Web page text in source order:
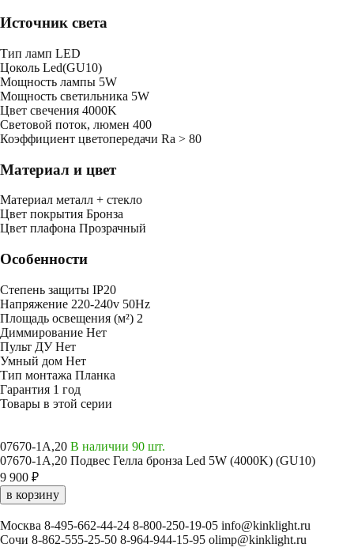
Источник света
Тип ламп LED
Цоколь Led(GU10)
Мощность лампы 5W
Мощность светильника 5W
Цвет свечения 4000K
Световой поток, люмен 400
Коэффициент цветопередачи Ra > 80
Материал и цвет
Mатериал металл + стекло
Цвет покрытия Бронза
Цвет плафона Прозрачный
Особенности
Степень защиты IP20
Напряжение 220-240v 50Hz
Площадь освещения (м²) 2
Диммирование Нет
Пульт ДУНет
Умный дом Нет
Тип монтажа Планка
Гарантия 1 год
Товары в этой серии
07670-1A,20 В наличии 90 шт.
07670-1A,20 Подвес Гелла бронза Led 5W (4000K) (GU10)
9 900 ₽
в корзину
Москва 8-495-662-44-24 8-800-250-19-05 info@kinklight.ru
Сочи 8-862-555-25-50 8-964-944-15-95 olimp@kinklight.ru